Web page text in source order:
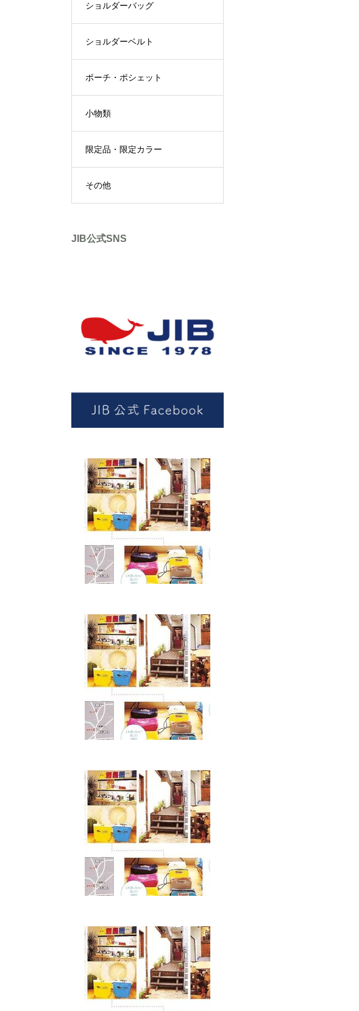
ショルダーバッグ
ショルダーベルト
ポーチ・ポシェット
小物類
限定品・限定カラー
その他
JIB公式SNS